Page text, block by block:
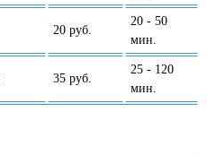
20 руб.
20 - 50
мин.
35 руб.
25 - 120
мин.